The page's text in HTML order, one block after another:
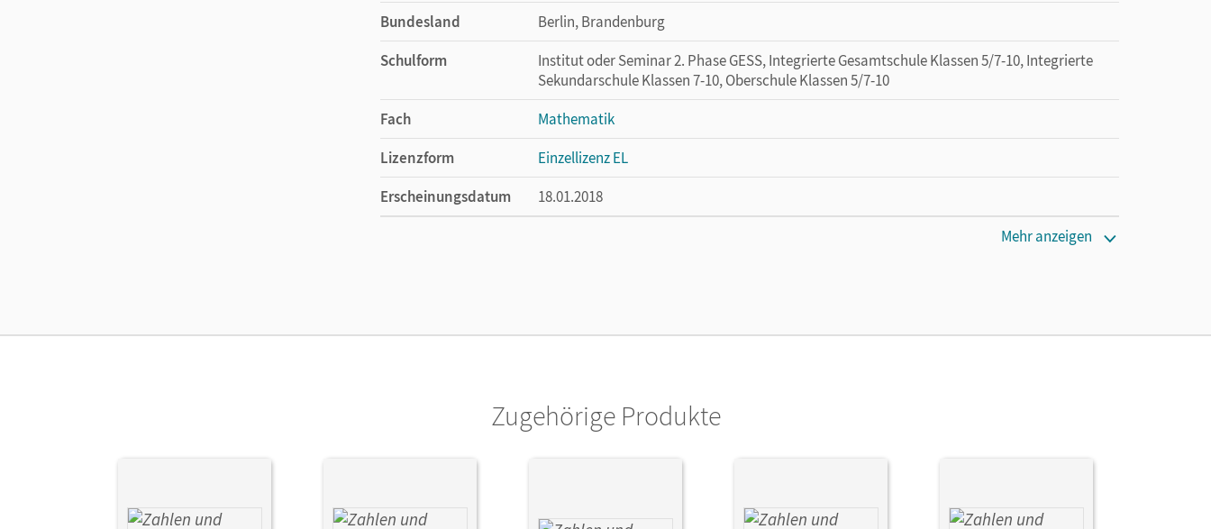
Bundesland
Berlin, Brandenburg
Schulform
Institut oder Seminar 2. Phase GESS, Integrierte Gesamtschule Klassen 5/7-10, Integrierte
Sekundarschule Klassen 7-10, Oberschule Klassen 5/7-10
Fach
Mathematik
Lizenzform
Einzellizenz EL
Erscheinungsdatum
18.01.2018
Mehr anzeigen
Zugehörige Produkte